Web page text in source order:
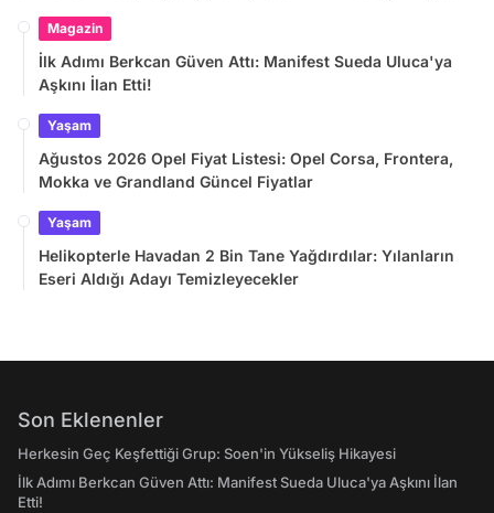
Magazin
İlk Adımı Berkcan Güven Attı: Manifest Sueda Uluca'ya
Aşkını İlan Etti!
Yaşam
Ağustos 2026 Opel Fiyat Listesi: Opel Corsa, Frontera,
Mokka ve Grandland Güncel Fiyatlar
Yaşam
Helikopterle Havadan 2 Bin Tane Yağdırdılar: Yılanların
Eseri Aldığı Adayı Temizleyecekler
Son Eklenenler
Herkesin Geç Keşfettiği Grup: Soen'in Yükseliş Hikayesi
İlk Adımı Berkcan Güven Attı: Manifest Sueda Uluca'ya Aşkını İlan
Etti!